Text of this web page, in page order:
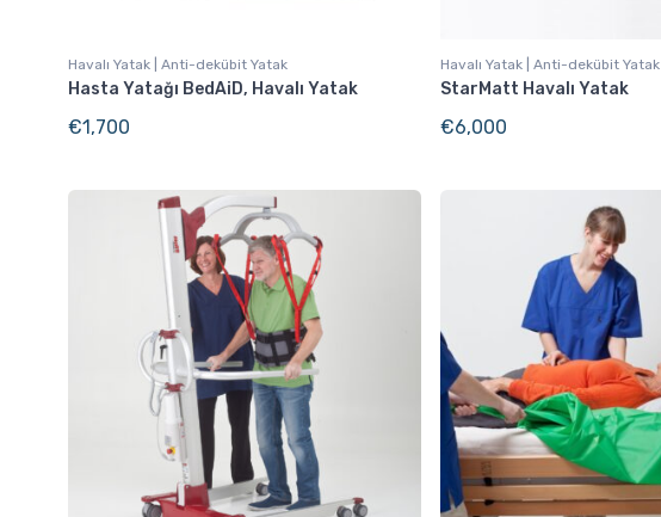
Havalı Yatak | Anti-dekübit Yatak
Hasta Yatağı BedAiD, Havalı Yatak
€1,700
Havalı Yatak | Anti-dekübit Yatak
StarMatt Havalı Yatak
€6,000